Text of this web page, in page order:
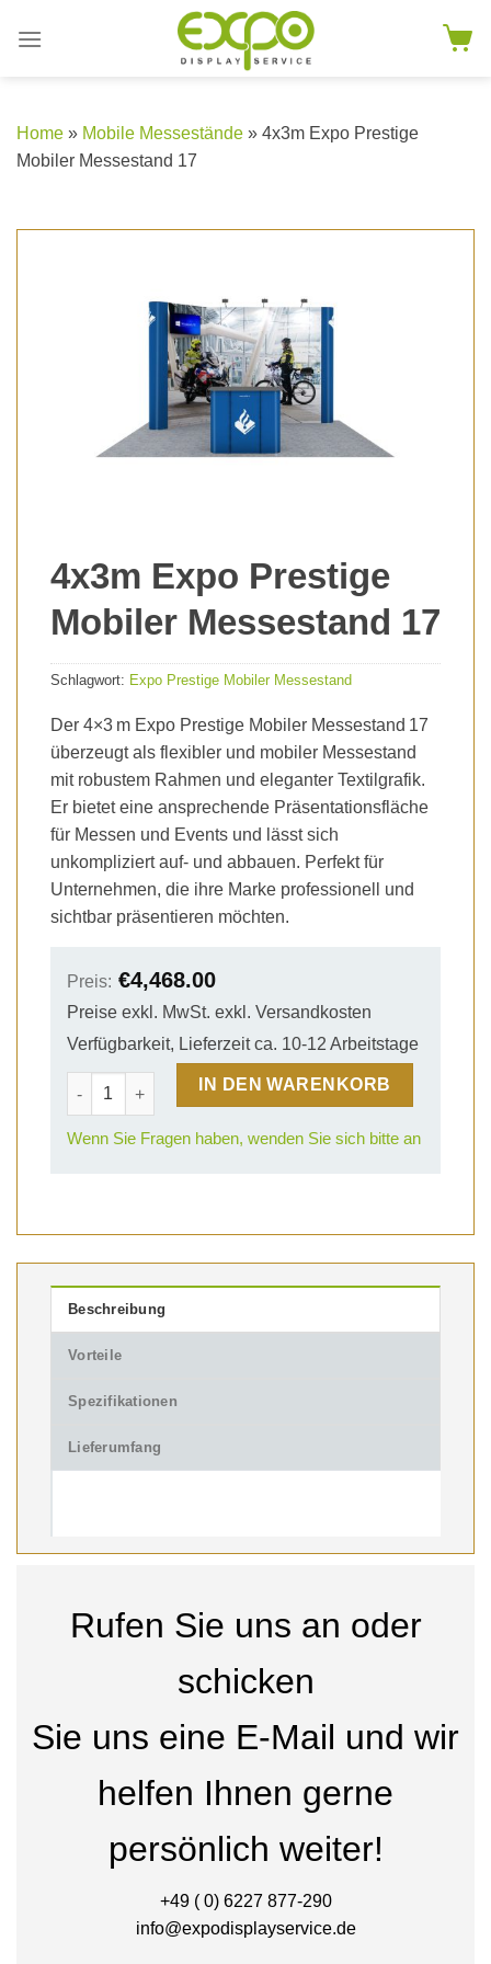
Home » Mobile Messestände » 4x3m Expo Prestige
Mobiler Messestand 17
4x3m Expo Prestige
Mobiler Messestand 17
Schlagwort: Expo Prestige Mobiler Messestand
Der 4×3 m Expo Prestige Mobiler Messestand 17
überzeugt als flexibler und mobiler Messestand
mit robustem Rahmen und eleganter Textilgrafik.
Er bietet eine ansprechende Präsentationsfläche
für Messen und Events und lässt sich
unkompliziert auf- und abbauen. Perfekt für
Unternehmen, die ihre Marke professionell und
sichtbar präsentieren möchten.
Preis: €4,468.00
Preise exkl. MwSt. exkl. Versandkosten
Verfügbarkeit, Lieferzeit ca. 10-12 Arbeitstage
4x3m Expo Prestige Mobiler Messestand 17 Menge
IN DEN WARENKORB
Wenn Sie Fragen haben, wenden Sie sich bitte an
Beschreibung
Vorteile
Spezifikationen
Lieferumfang
Rufen Sie uns an oder
schicken
Sie uns eine E-Mail und wir
helfen Ihnen gerne
persönlich weiter!
+49 ( 0) 6227 877-290
info@expodisplayservice.de